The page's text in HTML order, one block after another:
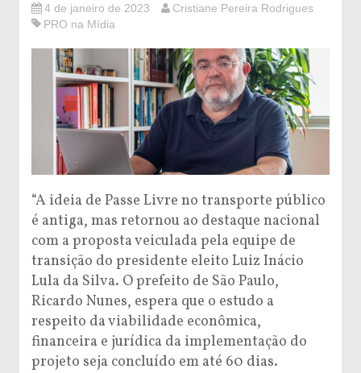
4 de janeiro de 2023
Cristiane Pereira Rodrigues
PRO na Mídia
“A ideia de Passe Livre no transporte público
é antiga, mas retornou ao destaque nacional
com a proposta veiculada pela equipe de
transição do presidente eleito Luiz Inácio
Lula da Silva. O prefeito de São Paulo,
Ricardo Nunes, espera que o estudo a
respeito da viabilidade econômica,
financeira e jurídica da implementação do
projeto seja concluído em até 60 dias.